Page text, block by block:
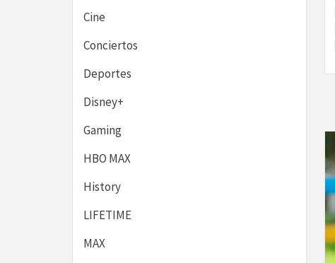
Cine
Conciertos
Deportes
Disney+
Gaming
HBO MAX
History
LIFETIME
MAX